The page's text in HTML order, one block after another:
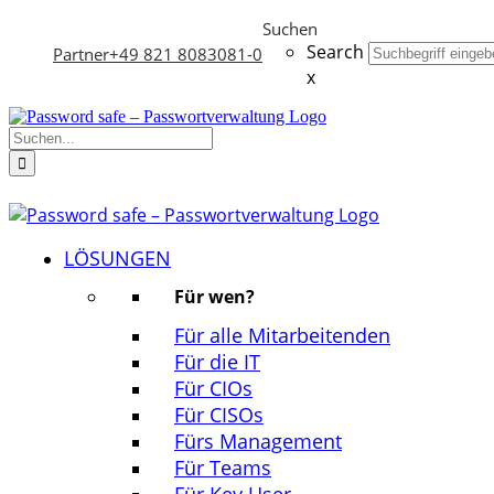
springen
Partner+49 821 8083081-0
Suchen
Search
x
Suche
nach:
LÖSUNGEN
Für wen?
Für alle Mitarbeitenden
Für die IT
Für CIOs
Für CISOs
Fürs Management
Für Teams